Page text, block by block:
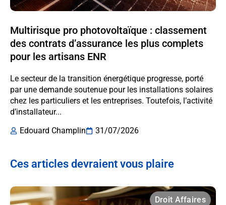
Multirisque pro photovoltaïque : classement
des contrats d’assurance les plus complets
pour les artisans ENR
Le secteur de la transition énergétique progresse, porté
par une demande soutenue pour les installations solaires
chez les particuliers et les entreprises. Toutefois, l’activité
d’installateur...
Edouard Champlin
31/07/2026
Ces articles devraient vous plaire
Droit Affaires